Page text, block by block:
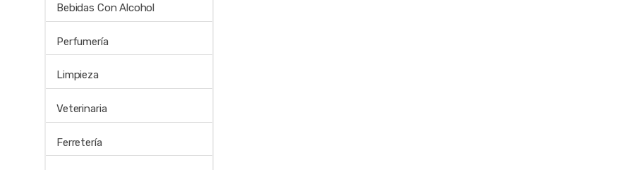
Bebidas Con Alcohol
Perfumería
Limpieza
Veterinaria
Ferretería